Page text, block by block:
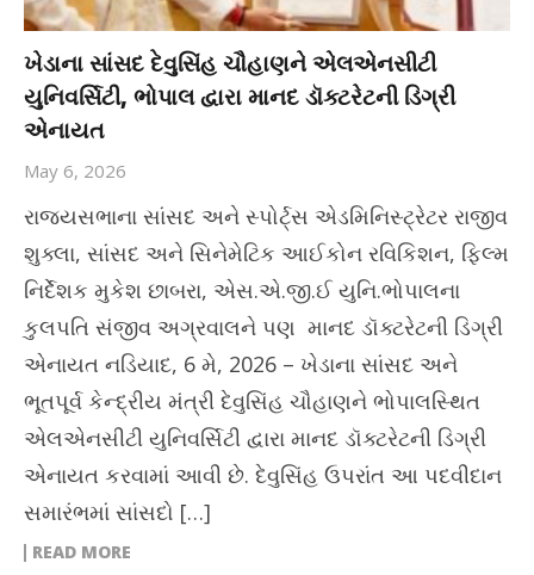
ખેડાના સાંસદ દેવુસિંહ ચૌહાણને એલએનસીટી
યુનિવર્સિટી, ભોપાલ દ્વારા માનદ ડૉક્ટરેટની ડિગ્રી
એનાયત
May 6, 2026
રાજ્યસભાના સાંસદ અને સ્પોર્ટ્સ એડમિનિસ્ટ્રેટર રાજીવ
શુક્લા, સાંસદ અને સિનેમેટિક આઈકોન રવિકિશન, ફિલ્મ
નિર્દેશક મુકેશ છાબરા, એસ.એ.જી.ઈ યુનિ.ભોપાલના
કુલપતિ સંજીવ અગ્રવાલને પણ માનદ ડૉક્ટરેટની ડિગ્રી
એનાયત નડિયાદ, 6 મે, 2026 – ખેડાના સાંસદ અને
ભૂતપૂર્વ કેન્દ્રીય મંત્રી દેવુસિંહ ચૌહાણને ભોપાલસ્થિત
એલએનસીટી યુનિવર્સિટી દ્વારા માનદ ડૉક્ટરેટની ડિગ્રી
એનાયત કરવામાં આવી છે. દેવુસિંહ ઉપરાંત આ પદવીદાન
સમારંભમાં સાંસદો […]
READ MORE